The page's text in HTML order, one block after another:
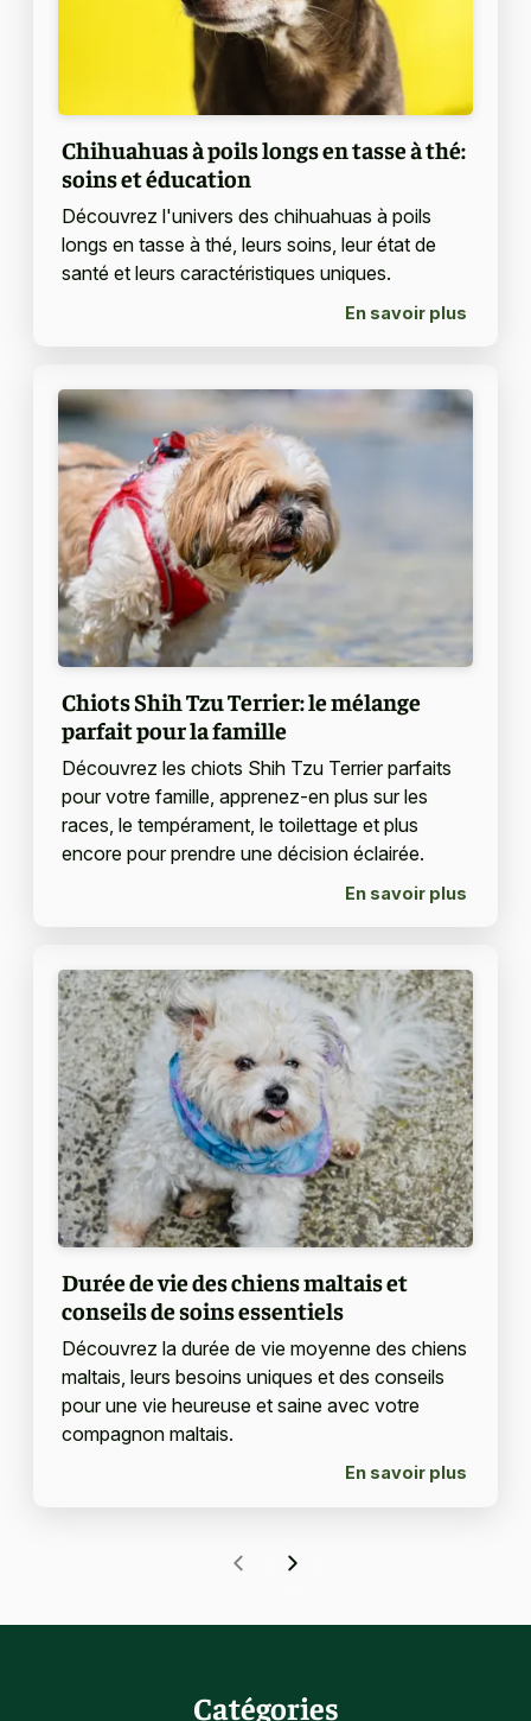
Chihuahuas à poils longs en tasse à thé:
soins et éducation
Découvrez l'univers des chihuahuas à poils
longs en tasse à thé, leurs soins, leur état de
santé et leurs caractéristiques uniques.
En savoir plus
Chiots Shih Tzu Terrier: le mélange
parfait pour la famille
Découvrez les chiots Shih Tzu Terrier parfaits
pour votre famille, apprenez-en plus sur les
races, le tempérament, le toilettage et plus
encore pour prendre une décision éclairée.
En savoir plus
Durée de vie des chiens maltais et
conseils de soins essentiels
Découvrez la durée de vie moyenne des chiens
maltais, leurs besoins uniques et des conseils
pour une vie heureuse et saine avec votre
compagnon maltais.
En savoir plus
Catégories